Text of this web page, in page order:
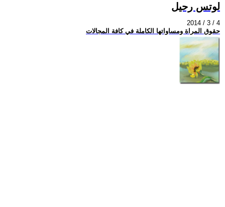
لوتس رحيل
2014 / 3 / 4
حقوق المراة ومساواتها الكاملة في كافة المجالات